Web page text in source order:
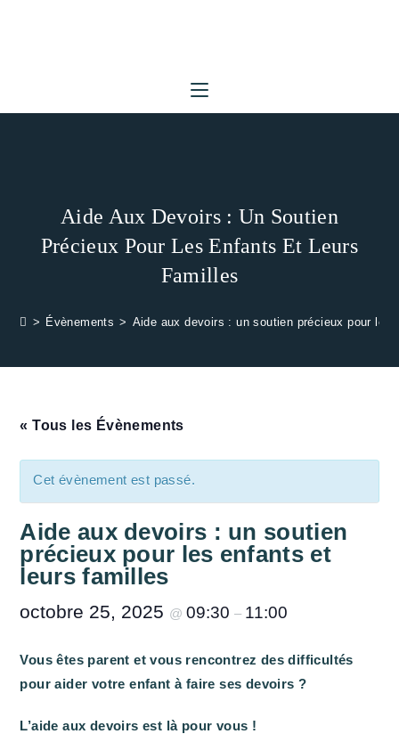
Aide Aux Devoirs : Un Soutien
Précieux Pour Les Enfants Et Leurs
Familles
> Évènements > Aide aux devoirs : un soutien précieux pour les
« Tous les Évènements
Cet évènement est passé.
Aide aux devoirs : un soutien
précieux pour les enfants et
leurs familles
octobre 25, 2025 @09:30– 11:00
Vous êtes parent et vous rencontrez des difficultés
pour aider votre enfant à faire ses devoirs ?
L’aide aux devoirs est là pour vous !